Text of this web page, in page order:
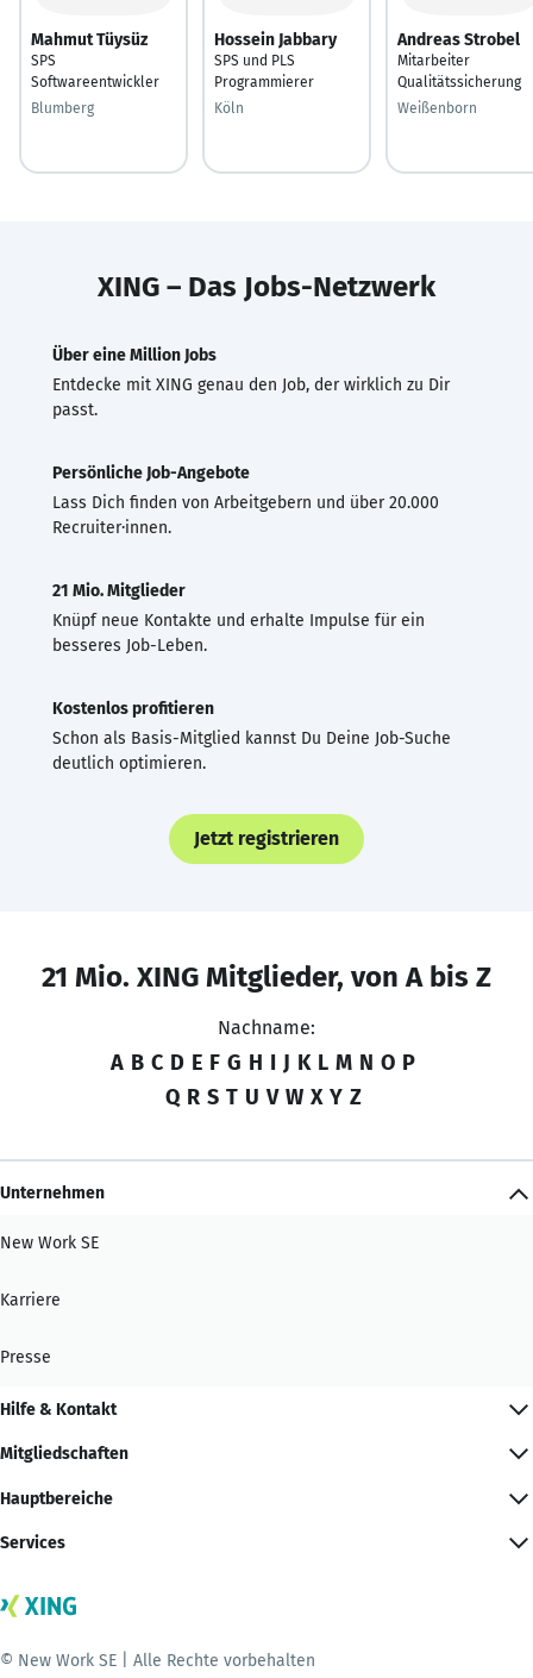
Mahmut Tüysüz
SPS
Softwareentwickler
Blumberg
Hossein Jabbary
SPS und PLS
Programmierer
Köln
Andreas Strobel
Mitarbeiter
Qualitätssicherung
Weißenborn
XING – Das Jobs-Netzwerk
Über eine Million Jobs
Entdecke mit XING genau den Job, der wirklich zu Dir
passt.
Persönliche Job-Angebote
Lass Dich finden von Arbeitgebern und über 20.000
Recruiter·innen.
21 Mio. Mitglieder
Knüpf neue Kontakte und erhalte Impulse für ein
besseres Job-Leben.
Kostenlos profitieren
Schon als Basis-Mitglied kannst Du Deine Job-Suche
deutlich optimieren.
Jetzt registrieren
21 Mio. XING Mitglieder, von A bis Z
Nachname:
A B C D E F G H I J K L M N O P
Q R S T U V W X Y Z
Unternehmen
New Work SE
Karriere
Presse
Hilfe & Kontakt
Mitgliedschaften
Hauptbereiche
Services
© New Work SE | Alle Rechte vorbehalten